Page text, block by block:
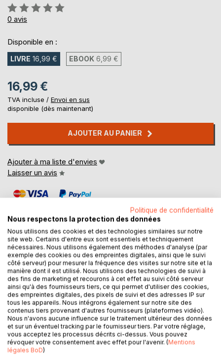
Évaluation:
0%
0 avis
Disponible en :
LIVRE 16,99 € EBOOK 6,99 €
16,99 €
TVA incluse / Envoi en sus
disponible (dès maintenant)
AJOUTER AU PANIER
Ajouter à ma liste d'envies
Laisser un avis
DESCRIPTION
Jarod, chercheur au C.N.R.S. n’a pas une très bonne cote
parmi ses pairs.
Cependant, il trouve le moyen de maîtriser et d’utiliser la
force de gravité.
Le changement profond de société que cela implique
dérange de nombreux lobbies relayés par les
gouvernements.
Notre héros pourra t-il faire valoir sa découverte ?
Politique de confidentialité
Nous respectons la protection des données
Nous utilisons des cookies et des technologies similaires sur notre
site web. Certains d'entre eux sont essentiels et techniquement
nécessaires. Nous utilisons également des méthodes d'analyse (par
exemple des cookies ou des empreintes digitales, ainsi que le suivi
côté serveur) pour mesurer la fréquence des visites sur notre site et la
manière dont il est utilisé. Nous utilisons des technologies de suivi à
des fins de marketing et recourons à cet effet au suivi côté serveur
ainsi qu'à des fournisseurs tiers, ce qui permet d'utiliser des cookies,
des empreintes digitales, des pixels de suivi et des adresses IP sur
tous les appareils. Nous intégrons également sur notre site des
contenus tiers provenant d'autres fournisseurs (plateformes vidéo).
Nous n'avons aucune influence sur le traitement ultérieur des données
et sur un éventuel tracking par le fournisseur tiers. Par votre réglage,
vous acceptez les processus décrits ci-dessus. Vous pouvez
révoquer votre consentement avec effet pour l'avenir. (Mentions
légales BoD)